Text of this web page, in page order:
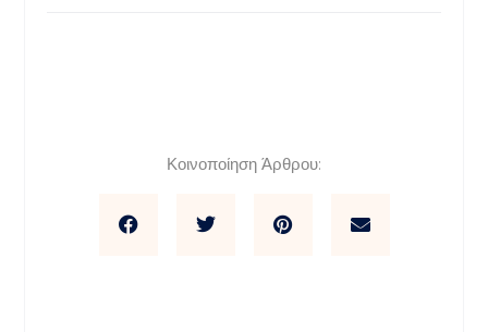
Κοινοποίηση Άρθρου: